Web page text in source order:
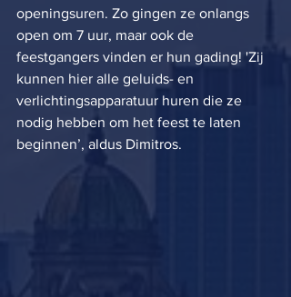
openingsuren. Zo gingen ze onlangs
open om 7 uur, maar ook de
feestgangers vinden er hun gading! 'Zij
kunnen hier alle geluids- en
verlichtingsapparatuur huren die ze
nodig hebben om het feest te laten
beginnen’, aldus Dimitros.